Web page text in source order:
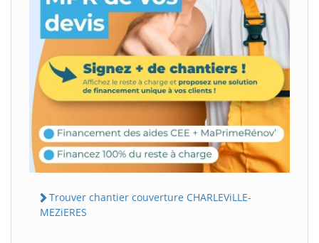
Trouver chantier couverture CHARLEViLLE-
MEZiERES